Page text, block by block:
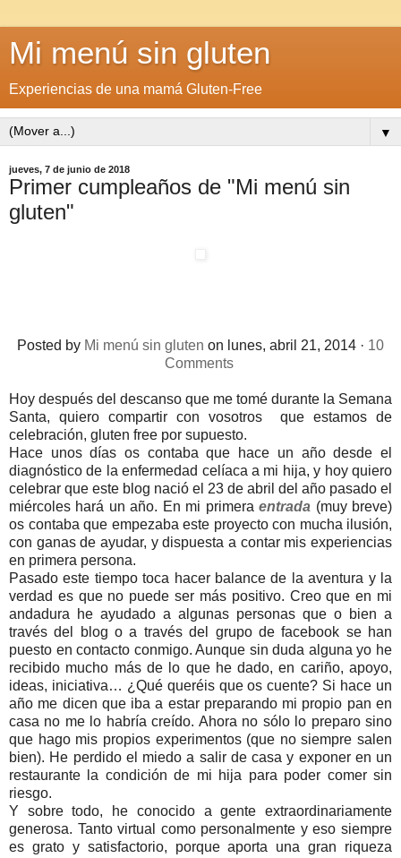
Mi menú sin gluten
Experiencias de una mamá Gluten-Free
▼
jueves, 7 de junio de 2018
Primer cumpleaños de "Mi menú sin
gluten"
Posted by Mi menú sin gluten on lunes, abril 21, 2014 · 10
Comments
Hoy después del descanso que me tomé durante la Semana
Santa, quiero compartir con vosotros que estamos de
celebración, gluten free por supuesto.
Hace unos días os contaba que hace un año desde el
diagnóstico de la enfermedad celíaca a mi hija, y hoy quiero
celebrar que este blog nació el 23 de abril del año pasado el
miércoles hará un año. En mi primeraentrada (muy breve)
os contaba que empezaba este proyecto con mucha ilusión,
con ganas de ayudar, y dispuesta a contar mis experiencias
en primera persona.
Pasado este tiempo toca hacer balance de la aventura y la
verdad es que no puede ser más positivo. Creo que en mi
andadura he ayudado a algunas personas que o bien a
través del blog o a través del grupo de facebook se han
puesto en contacto conmigo. Aunque sin duda alguna yo he
recibido mucho más de lo que he dado, en cariño, apoyo,
ideas, iniciativa… ¿Qué queréis que os cuente? Si hace un
año me dicen que iba a estar preparando mi propio pan en
casa no me lo habría creído. Ahora no sólo lo preparo sino
que hago mis propios experimentos (que no siempre salen
bien). He perdido el miedo a salir de casa y exponer en un
restaurante la condición de mi hija para poder comer sin
riesgo.
Y sobre todo, he conocido a gente extraordinariamente
generosa. Tanto virtual como personalmente y eso siempre
es grato y satisfactorio, porque aporta una gran riqueza